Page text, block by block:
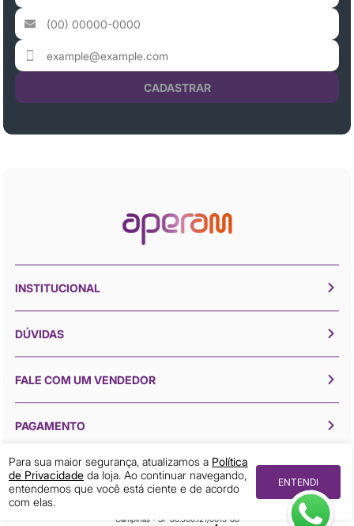
Para sua maior segurança, atualizamos a Política
de Privacidade da loja. Ao continuar navegando,
entendemos que você está ciente e de acordo
com elas.
ENTENDI
CADASTRAR
INSTITUCIONAL
DÚVIDAS
FALE COM UM VENDEDOR
PAGAMENTO
Todos os direitos reservados © 2026 Aperam Inox
Aperam Inox (19) 3211-4001 Avenida Mercedes Benz, 1420 Distrito Industrial 13054-750
Campinas - SP 60.500.121/0013-68